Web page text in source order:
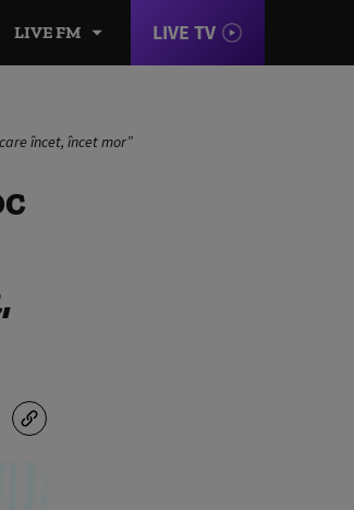
LIVE FM LIVE TV
încet, încet mor”